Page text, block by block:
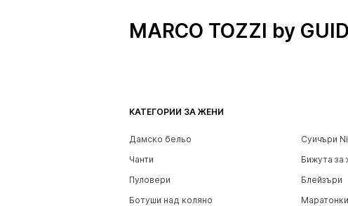
КАТЕГОРИИ ЗА ЖЕНИ
Дамско бельо Суичъри
Чанти
Бижута за
Пуловери
Блейзъри
Ботуши над коляно
MARCO TOZZI by